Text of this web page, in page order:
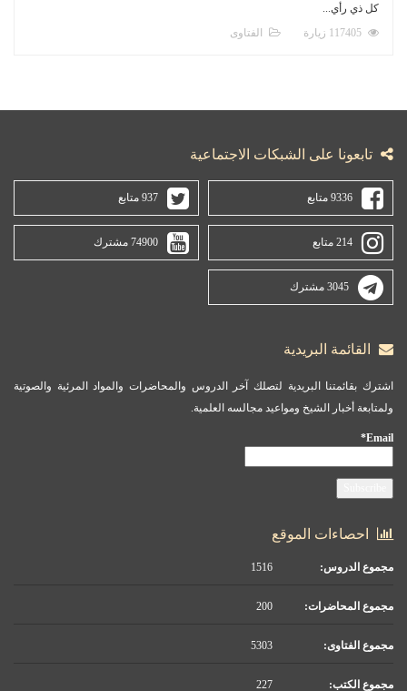
كل ذي رأي...
الفتاوى
تابعونا على الشبكات الاجتماعية
9336 متابع 937 متابع
214 متابع 74900 مشترك
3045 مشترك
القائمة البريدية
اشترك بقائمتنا البريدية لتصلك آخر الدروس والمحاضرات والمواد المرئية والصوتية
ولمتابعة أخبار الشيخ ومواعيد مجالسه العلمية.
Email*
احصاءات الموقع
مجموع الدروس:
مجموع المحاضرات:
مجموع الفتاوى:
مجموع الكتب: